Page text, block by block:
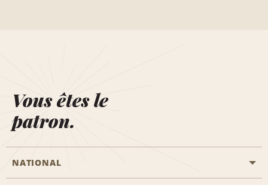
Vous êtes le
patron.
NATIONAL